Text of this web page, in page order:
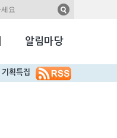
알림마당
국민NEW & HOT
기획특집